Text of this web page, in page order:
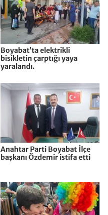
Boyabat’ta elektrikli
bisikletin çarptığı yaya
yaralandı.
Anahtar Parti Boyabat İlçe
başkanı Özdemir istifa etti